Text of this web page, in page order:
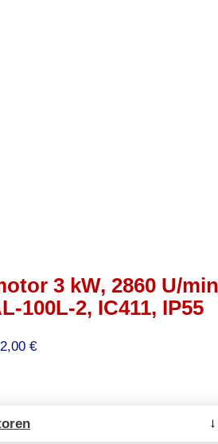
3 kW, 2860 U/
100L-2, IC411, IP55
€Preisspanne: